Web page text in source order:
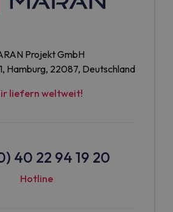
Projekt GmbH
Hamburg, 22087, Deutschland
liefern weltweit!
40 22 94 19 20
Hotline